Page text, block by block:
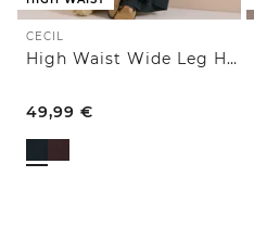
CECIL
High Waist Wide Leg Hose im Loose Fit
49,99 €